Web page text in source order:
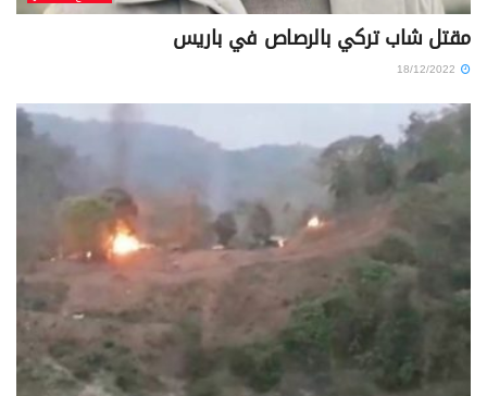
مقتل شاب تركي بالرصاص في باريس